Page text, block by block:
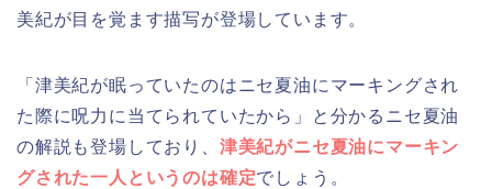
美紀が目を覚ます描写が登場しています。
「津美紀が眠っていたのはニセ夏油にマーキングされ
た際に呪力に当てられていたから」と分かるニセ夏油
の解説も登場しており、 津美紀がニセ夏油にマーキン
グされた一人というのは確定でしょう。